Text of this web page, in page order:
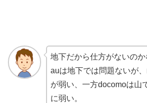
地下だから仕方がないのか
auは地下では問題ないが
が弱い、一方docomoは山
に弱い。